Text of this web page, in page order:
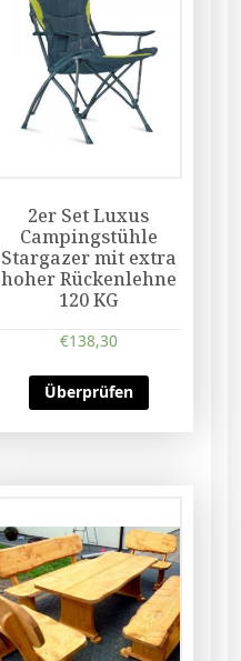
2er Set Luxus
Campingstühle
Stargazer mit extra
hoher Rückenlehne
120 KG
€138,30
Überprüfen